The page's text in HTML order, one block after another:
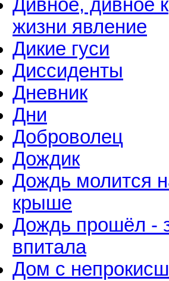
Дивное, дивное к
жизни явление
Дикие гуси
Диссиденты
Дневник
Дни
Доброволец
Дождик
Дождь молится
крыше
Дождь прошёл -
впитала
Дом с